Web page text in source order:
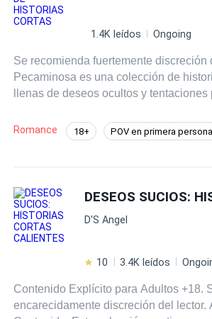
1.4K leídos Ongoing
Se recomienda fuertemente discreción
Pecaminosa es una colección de
llenas de deseos ocultos y
tensión creciente y pasiones
historias cortas completas que van de
control.
Romance 18+ POV en primera persona
D'S Angel
10 3.4K leídos
Contenido Explícito para Adultos +18.
encarecidamente discreción del lector. Advertencias de